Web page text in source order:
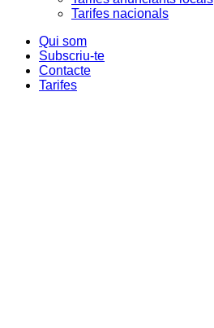
Tarifes nacionals
Qui som
Subscriu-te
Contacte
Tarifes